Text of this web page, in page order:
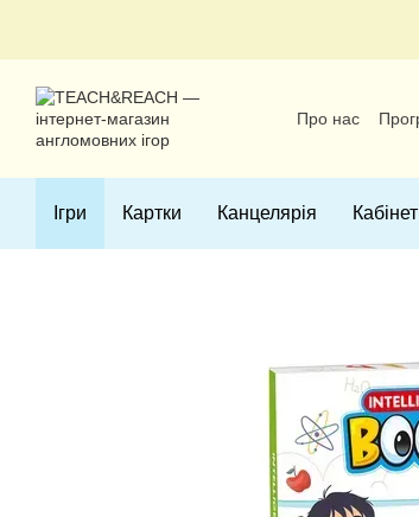
Про нас
Ігри Картки Канцелярія Кабінет